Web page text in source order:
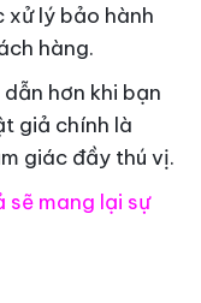
xử lý bảo hành
hàng.
hơn khi bạn
giả chính là
giác đầy thú vị.
sẽ mang lại sự